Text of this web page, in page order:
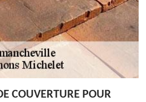
COUVERTURE POUR